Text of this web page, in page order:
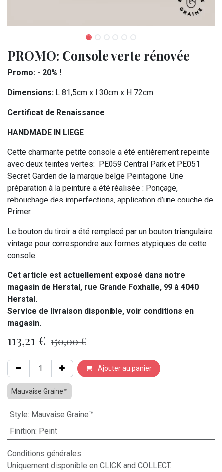
PROMO: Console verte rénovée
Promo: - 20% !
Dimensions: L 81,5cm x l 30cm x H 72cm
Certificat de Renaissance
HANDMADE IN LIEGE
Cette charmante petite console a été entièrement repeinte
avec deux teintes vertes: PE059 Central Park et PE051
Secret Garden de la marque belge Peintagone. Une
préparation à la peinture a été réalisée : Ponçage,
rebouchage des imperfections, application d’une couche de
Primer.
Le bouton du tiroir a été remplacé par un bouton triangulaire
vintage pour correspondre aux formes atypiques de cette
console.
Cet article est actuellement exposé dans notre
magasin de Herstal, rue Grande Foxhalle, 99 à 4040
Herstal.
Service de livraison disponible, voir conditions en
magasin.
113,21 € 150,00€
Ajouter au panier
Mauvaise Graine™
Style: Mauvaise Graine™
Finition: Peint
Conditions générales
Uniquement disponible en CLICK and COLLECT.